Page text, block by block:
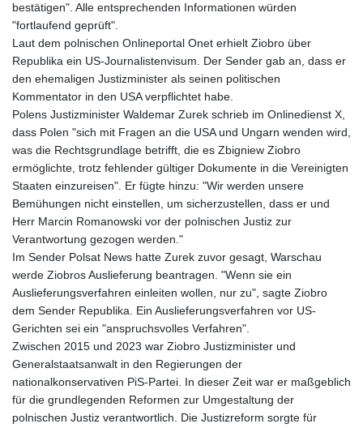
bestätigen". Alle entsprechenden Informationen würden
"fortlaufend geprüft".
Laut dem polnischen Onlineportal Onet erhielt Ziobro über
Republika ein US-Journalistenvisum. Der Sender gab an, dass er
den ehemaligen Justizminister als seinen politischen
Kommentator in den USA verpflichtet habe.
Polens Justizminister Waldemar Zurek schrieb im Onlinedienst X,
dass Polen "sich mit Fragen an die USA und Ungarn wenden wird,
was die Rechtsgrundlage betrifft, die es Zbigniew Ziobro
ermöglichte, trotz fehlender gültiger Dokumente in die Vereinigten
Staaten einzureisen". Er fügte hinzu: "Wir werden unsere
Bemühungen nicht einstellen, um sicherzustellen, dass er und
Herr Marcin Romanowski vor der polnischen Justiz zur
Verantwortung gezogen werden."
Im Sender Polsat News hatte Zurek zuvor gesagt, Warschau
werde Ziobros Auslieferung beantragen. "Wenn sie ein
Auslieferungsverfahren einleiten wollen, nur zu", sagte Ziobro
dem Sender Republika. Ein Auslieferungsverfahren vor US-
Gerichten sei ein "anspruchsvolles Verfahren".
Zwischen 2015 und 2023 war Ziobro Justizminister und
Generalstaatsanwalt in den Regierungen der
nationalkonservativen PiS-Partei. In dieser Zeit war er maßgeblich
für die grundlegenden Reformen zur Umgestaltung der
polnischen Justiz verantwortlich. Die Justizreform sorgte für